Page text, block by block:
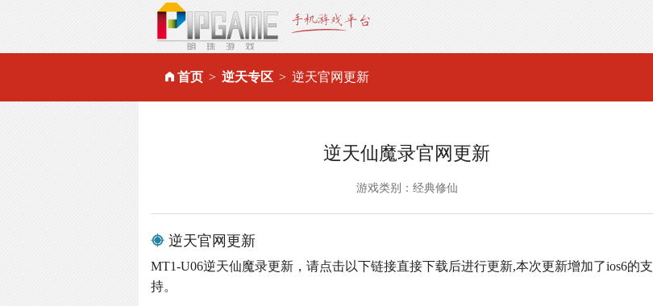
首页 逆天专区 逆天官网更新
逆天仙魔录官网更新
游戏类别：经典修仙
逆天官网更新
MT1-U06逆天仙魔录更新，请点击以下链接直接下载后进行更新,本次更新增加了ios6的支
持。